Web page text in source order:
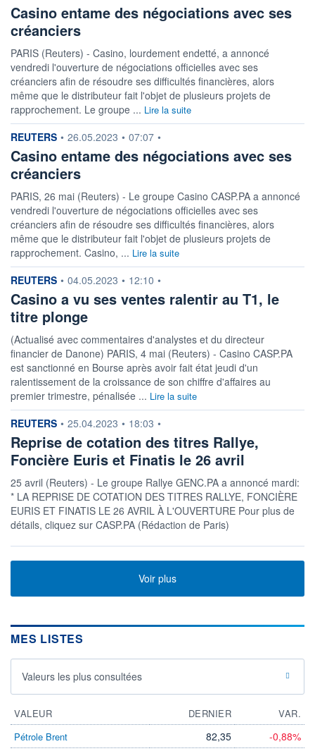
Casino entame des négociations avec ses
créanciers
PARIS (Reuters) - Casino, lourdement endetté, a annoncé
vendredi l'ouverture de négociations officielles avec ses
créanciers afin de résoudre ses difficultés financières, alors
même que le distributeur fait l'objet de plusieurs projets de
rapprochement. Le groupe ... Lire la suite
information fournie par
REUTERS • 26.05.2023 • 07:07 •
Casino entame des négociations avec ses
créanciers
PARIS, 26 mai (Reuters) - Le groupe Casino CASP.PA a annoncé
vendredi l'ouverture de négociations officielles avec ses
créanciers afin de résoudre ses difficultés financières, alors
même que le distributeur fait l'objet de plusieurs projets de
rapprochement. Casino, ... Lire la suite
information fournie par
REUTERS • 04.05.2023 • 12:10 •
Casino a vu ses ventes ralentir au T1, le
titre plonge
(Actualisé avec commentaires d'analystes et du directeur
financier de Danone) PARIS, 4 mai (Reuters) - Casino CASP.PA
est sanctionné en Bourse après avoir fait état jeudi d'un
ralentissement de la croissance de son chiffre d'affaires au
premier trimestre, pénalisée ... Lire la suite
information fournie par
REUTERS • 25.04.2023 • 18:03 •
Reprise de cotation des titres Rallye,
Foncière Euris et Finatis le 26 avril
25 avril (Reuters) - Le groupe Rallye GENC.PA a annoncé mardi:
* LA REPRISE DE COTATION DES TITRES RALLYE, FONCIÈRE
EURIS ET FINATIS LE 26 AVRIL À L'OUVERTURE Pour plus de
détails, cliquez sur CASP.PA (Rédaction de Paris)
Voir plus
MES LISTES
Valeurs les plus consultées
VALEUR DERNIER
VAR.
Pétrole Brent
82,35 -0,88%